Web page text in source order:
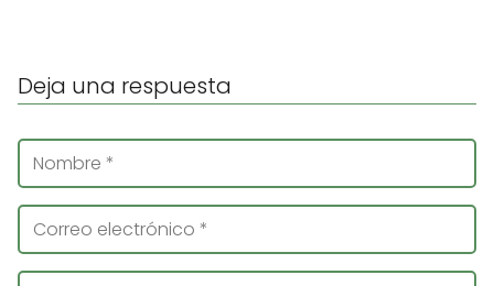
Deja una respuesta